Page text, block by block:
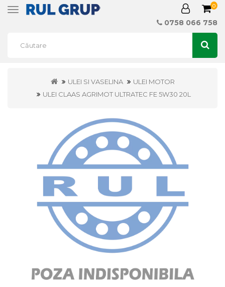
Toggle
0
0758 066 758
ULEI SI VASELINA
ULEI MOTOR
ULEI CLAAS AGRIMOT ULTRATEC FE 5W30 20L